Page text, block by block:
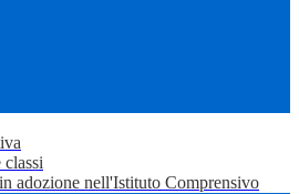
adozione nell'Istituto Comprensivo